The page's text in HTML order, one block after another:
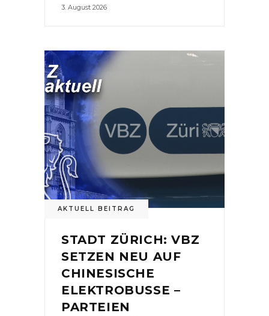
3. August 2026
AKTUELL BEITRAG
STADT ZÜRICH: VBZ
SETZEN NEU AUF
CHINESISCHE
ELEKTROBUSSE –
PARTEIEN